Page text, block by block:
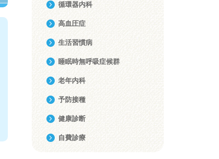
循環器内科
高血圧症
生活習慣病
睡眠時無呼吸症候群
老年内科
予防接種
健康診断
自費診療